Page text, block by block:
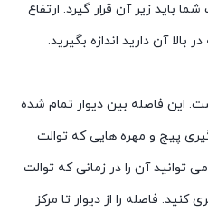
باید زیر آن قرار گیرد. ارتفاع
آن دارید اندازه بگیرید.
این فاصله بین دیوار تمام شده
پیچ و مهره هایی که توالت
توانید آن را در زمانی که توالت
فاصله را از دیوار تا مرکز